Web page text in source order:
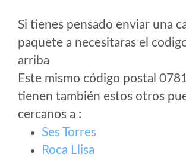
Si tienes pensado enviar una
paquete a necesitaras el
arriba
Este mismo código postal
tienen también estos otros
cercanos a :
Ses Torres
Roca Llisa